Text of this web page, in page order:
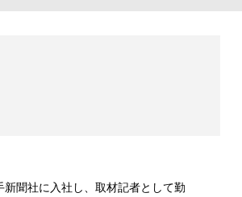
聞社に入社し、取材記者として勤